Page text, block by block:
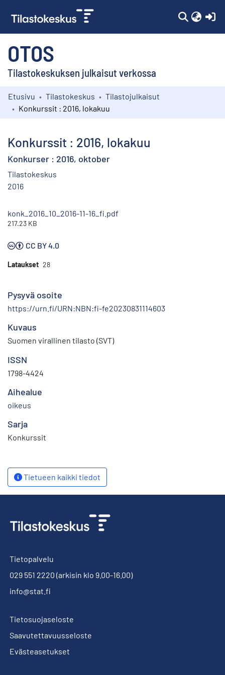
OTOS
Tilastokeskuksen julkaisut verkossa
Kokoelmat
Etusivu Tilastokeskus
Tilastojulkaisut
Konkurssit : 2016, lokakuu
Konkurssit : 2016, lokakuu
Konkurser : 2016, oktober
Tilastokeskus
2016
konk_2016_10_2016-11-16_fi.pdf
217.23 KB
CC BY 4.0
Lataukset 28
Pysyvä osoite
https://urn.fi/URN:NBN:fi-fe20230831114603
Kuvaus
Suomen virallinen tilasto (SVT)
ISSN
1798-4424
Aihealue
oikeus
Sarja
Konkurssit
Tietueen kaikki tiedot
Tietopalvelu
029 551 2220 (arkisin klo 9.00-16.00)
info@stat.fi
Tietosuojaseloste
Saavutettavuusseloste
Evästeasetukset